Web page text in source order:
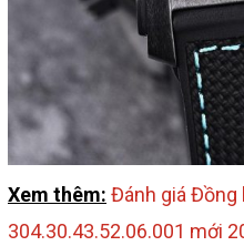
Xem thêm: Đánh giá Đồng
304.30.43.52.06.001 mới